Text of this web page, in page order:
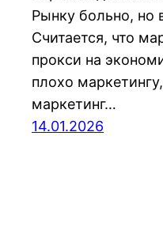
Рынку больно,
Считается, что
прокси на
плохо
маркетинг…
14.01.2026